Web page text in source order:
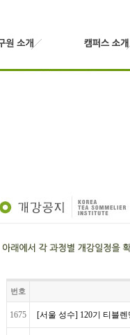
번호
1675 [서울 성수] 120기 티블